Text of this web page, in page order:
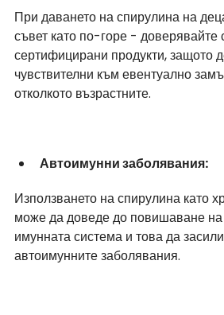
При даването на спирулина на
съвет като по-горе - доверявайте
сертифицирани продукти, защото
чувствителни към евентуално
отколкото възрастните.
Автоимунни заболявания:
Използването на спирулина като
може да доведе до повишаване на
имунната система и това да
автоимунните заболявания.